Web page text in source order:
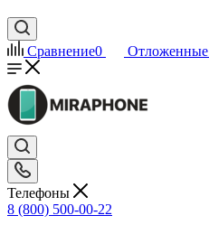
Сравнение0 Отложенные
Телефоны
8 (800) 500-00-22